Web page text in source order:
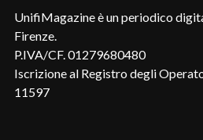
UnifiMagazine è un periodico
Firenze.
P.IVA/CF. 01279680480
Iscrizione al Registro degli
11597